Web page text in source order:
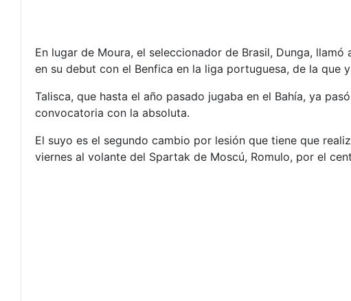
En lugar de Moura, el seleccionador de Brasil, Dunga,
en su debut con el Benfica en la liga portuguesa, de la que
Talisca, que hasta el año pasado jugaba en el Bahía, ya
convocatoria con la absoluta.
El suyo es el segundo cambio por lesión que tiene que
viernes al volante del Spartak de Moscú, Romulo, por el